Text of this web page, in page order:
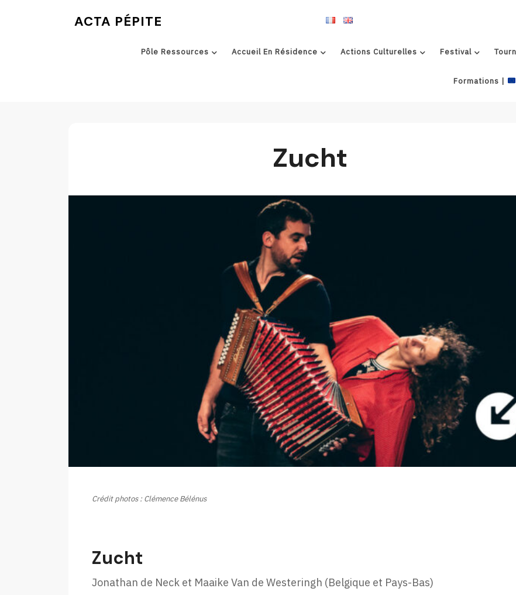
ACTA PÉPITE
Pôle Ressources Accueil En Résidence Actions Culturelles Festival
Formations |
Zucht
Crédit photos : Clémence Bélénus
Zucht
Jonathan de Neck et Maaike Van de Westeringh (Belgique et Pays-Bas)